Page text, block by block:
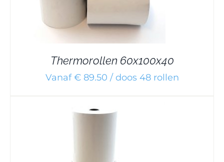
Thermorollen 60x100x40
Vanaf € 89.50 / doos 48 rollen